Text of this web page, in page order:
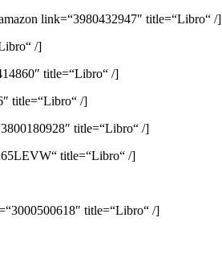
link=“3980432947″ title=“Libro“ /]
/]
title=“Libro“ /]
title=“Libro“ /]
title=“Libro“ /]
title=“Libro“ /]
title=“Libro“ /]